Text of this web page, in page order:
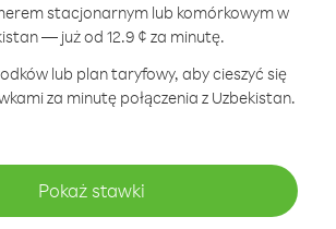
stacjonarnym lub komórkowym w
— już od 12.9 ¢ za minutę.
lub plan taryfowy, aby cieszyć się
za minutę połączenia z Uzbekistan.
Pokaż stawki